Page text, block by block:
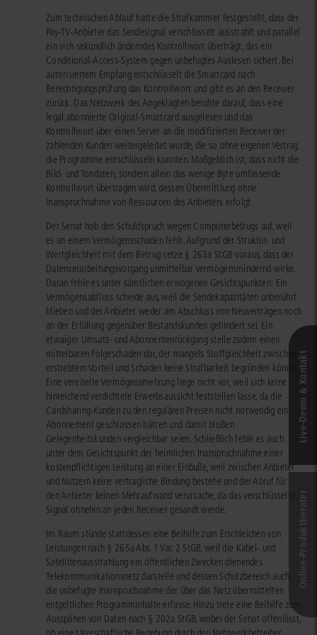
Zum technischen Ablauf hatte die Strafkammer festgestellt, dass der
Pay-TV-Anbieter das Sendesignal verschlüsselt ausstrahlt und parallel
ein sich sekündlich änderndes Kontrollwort überträgt, das ein
Conditional-Access-System gegen unbefugtes Auslesen sichert. Bei
autorisiertem Empfang entschlüsselt die Smartcard nach
Berechtigungsprüfung das Kontrollwort und gibt es an den Receiver
zurück. Das Netzwerk des Angeklagten beruhte darauf, dass eine
legal abonnierte Original-Smartcard ausgelesen und das
Kontrollwort über einen Server an die modifizierten Receiver der
zahlenden Kunden weitergeleitet wurde, die so ohne eigenen Vertrag
die Programme entschlüsseln konnten. Maßgeblich ist, dass nicht die
Bild- und Tondaten, sondern allein das wenige Byte umfassende
Kontrollwort übertragen wird, dessen Übermittlung ohne
Inanspruchnahme von Ressourcen des Anbieters erfolgt.
Der Senat hob den Schuldspruch wegen Computerbetrugs auf, weil
es an einem Vermögensschaden fehlt. Aufgrund der Struktur- und
Wertgleichheit mit dem Betrug setze § 263a StGB voraus, dass der
Datenverarbeitungsvorgang unmittelbar vermögensmindernd wirke.
Daran fehle es unter sämtlichen erwogenen Gesichtspunkten: Ein
Vermögensabfluss scheide aus, weil die Sendekapazitäten unberührt
blieben und der Anbieter weder am Abschluss von Neuverträgen noch
an der Erfüllung gegenüber Bestandskunden gehindert sei. Ein
etwaiger Umsatz- und Abonnentenrückgang stelle zudem einen
mittelbaren Folgeschaden dar, der mangels Stoffgleichheit zwischen
erstrebtem Vorteil und Schaden keine Strafbarkeit begründen könne.
Eine vereitelte Vermögensmehrung liege nicht vor, weil sich keine
hinreichend verdichtete Erwerbsaussicht feststellen lasse, da die
Cardsharing-Kunden zu den regulären Preisen nicht notwendig ein
Abonnement geschlossen hätten und damit bloßen
Gelegenheitskunden vergleichbar seien. Schließlich fehle es auch
unter dem Gesichtspunkt der heimlichen Inanspruchnahme einer
kostenpflichtigen Leistung an einer Einbuße, weil zwischen Anbieter
und Nutzern keine vertragliche Bindung bestehe und der Abruf für
den Anbieter keinen Mehraufwand verursache, da das verschlüsselte
Signal ohnehin an jeden Receiver gesandt werde.
Im Raum stünde stattdessen eine Beihilfe zum Erschleichen von
Leistungen nach § 265a Abs. 1 Var. 2 StGB, weil die Kabel- und
Satellitenausstrahlung ein öffentlichen Zwecken dienendes
Telekommunikationsnetz darstelle und dessen Schutzbereich auch
die unbefugte Inanspruchnahme der über das Netz übermittelten
entgeltlichen Programminhalte erfasse. Hinzu trete eine Beihilfe zum
Ausspähen von Daten nach § 202a StGB, wobei der Senat offenlässt,
Live‑Demo & Kontakt
Online-Produkt­berater